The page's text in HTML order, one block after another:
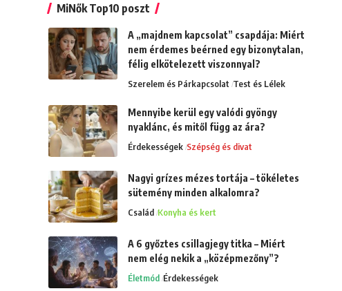
MiNők Top10 poszt
A „majdnem kapcsolat” csapdája: Miért
nem érdemes beérned egy bizonytalan,
félig elkötelezett viszonnyal?
Szerelem és Párkapcsolat Test és Lélek
Mennyibe kerül egy valódi gyöngy
nyaklánc, és mitől függ az ára?
Érdekességek Szépség és divat
Nagyi grízes mézes tortája – tökéletes
sütemény minden alkalomra?
Család Konyha és kert
A 6 győztes csillagjegy titka – Miért
nem elég nekik a „középmezőny”?
Életmód Érdekességek